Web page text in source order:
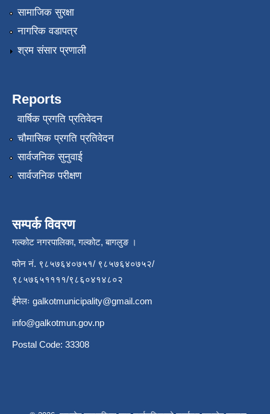
सामाजिक सुरक्षा
नागरिक वडापत्र
श्रम संसार प्रणाली
Reports
वार्षिक प्रगति प्रतिवेदन
चौमासिक प्रगति प्रतिवेदन
सार्वजनिक सुनुवाई
सार्वजनिक परीक्षण
सम्पर्क विवरण
गल्कोट नगरपालिका, गल्कोट, बागलुङ ।
फोन नं. ९८५७६४०७५१/ ९८५७६४०७५२/
९८५७६५११११/९८६०४१४८०२
ईमेलः galkotmunicipality@gmail.com
info@galkotmun.gov.np
Postal Code: 33308